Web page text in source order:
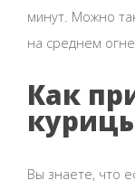
минут. Можно
на среднем
Как
Вы знаете, что